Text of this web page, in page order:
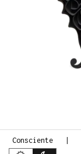
Consciente